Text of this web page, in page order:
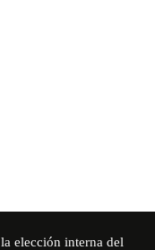
elección interna del